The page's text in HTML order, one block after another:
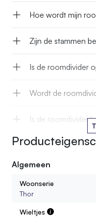
Hoe wordt mijn
Zijn de stammen
Is de roomdivider
Wordt de
Is de roomdivider
Wat is de ruimte
Kan ik een
Algemeen
Woonserie
Thor
Wieltjes